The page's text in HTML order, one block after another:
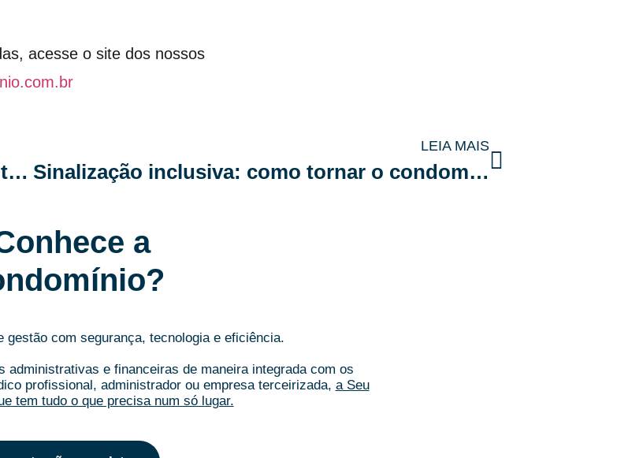
acesse o site dos nossos
Dicas práticas para garantir limpeza constante no condomínio
LEIA MAIS
Sinalização inclusiva: como tornar o condomínio mais acessível com pequenas mudanças
a
com segurança, tecnologia e eficiência.
e financeiras de maneira integrada com os
profissional, administrador ou empresa terceirizada, a Seu
tem tudo o que precisa num só lugar.